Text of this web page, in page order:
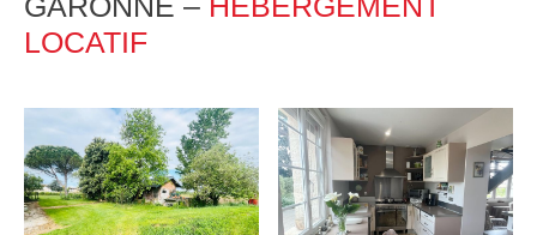
LOCATIF